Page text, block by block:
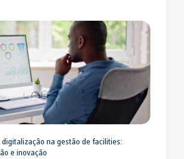
digitalização na gestão de facilities:
e inovação